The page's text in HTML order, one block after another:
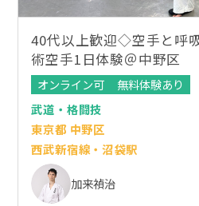
40代以上歓迎◇空手と呼
術空手1日体験＠中野区
オンライン可
無料体験あり
武道・格闘技
東京都 中野区
西武新宿線・沼袋駅
加来禎治